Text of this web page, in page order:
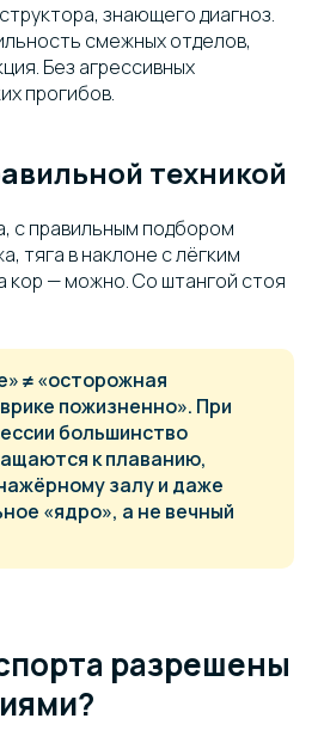
знающего диагноз.
смежных отделов,
Без агрессивных
прогибов.
техникой
с правильным подбором
тяга в наклоне с лёгким
кор — можно. Со штангой стоя
≠ «осторожная
пожизненно». При
большинство
к плаванию,
залу и даже
«ядро», а не вечный
разрешены